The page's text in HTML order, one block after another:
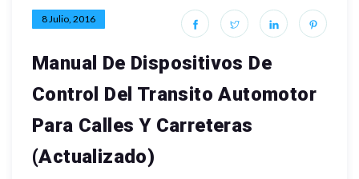
8 Julio, 2016
Manual De Dispositivos De
Control Del Transito Automotor
Para Calles Y Carreteras
(Actualizado)